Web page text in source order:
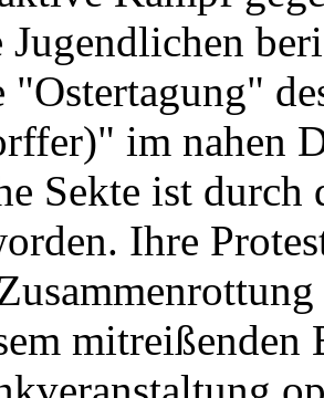
Jugendlichen
"Ostertagung"
im nahen
Sekte ist
Ihre
mitreißenden